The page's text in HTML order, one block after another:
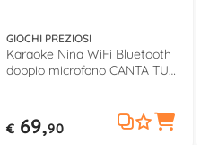
GIOCHI PREZIOSI
Karaoke Nina WiFi Bluetooth
doppio microfono CANTA TU
€ 69,90